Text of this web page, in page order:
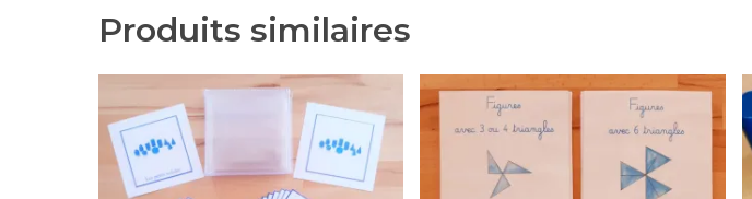
Produits similaires